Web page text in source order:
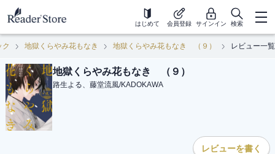
はじめて 会員登録 サインイン 検索
ク 地獄くらやみ花もなき 地獄くらやみ花もなき （９） レビュー一覧
地獄くらやみ花もなき （９）
路生よる、藤堂流風/KADOKAWA
レビューを書く